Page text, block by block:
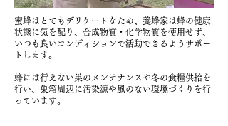
蜜蜂はとてもデリケートなため、養蜂家は蜂の健康
状態に気を配り、合成物質・化学物質を使用せず、
いつも良いコンディションで活動できるようサポー
トします。
蜂には行えない巣のメンテナンスや冬の食糧供給を
行い、巣箱周辺に汚染源や風のない環境づくりを行
っています。